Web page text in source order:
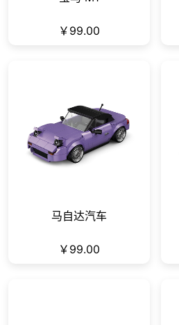
￥99.00
马自达汽车
￥99.00